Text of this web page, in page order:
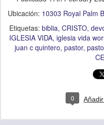
Ubicación: 10303 Royal Palm
Etiquetas: biblia CRISTO
IGLESIA VIDA iglesia vida
juan c quintero pastor
0